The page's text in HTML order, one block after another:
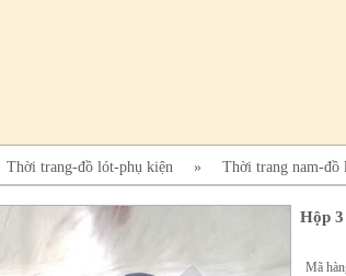
Thời trang-đồ lót-phụ kiện » Thời trang nam-đồ
Hộp
Mã